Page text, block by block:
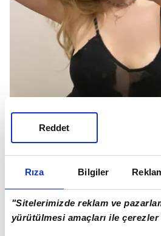
Rıza Bilgiler
"Sitelerimizde reklam ve
yürütülmesi amaçları ile çerezler
Reddet
İŞTE O